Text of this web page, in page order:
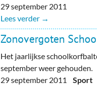
29 september 2011
Lees verder →
Zonovergoten
Het jaarlijkse
september weer gehouden.
29 september 2011Sport